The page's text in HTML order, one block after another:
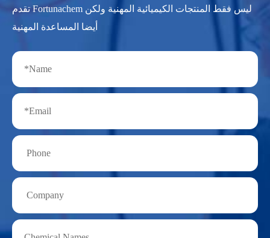
تقدم Fortunachem ليس فقط المنتجات الكيميائية المهنية ولكن
أيضا المساعدة المهنية